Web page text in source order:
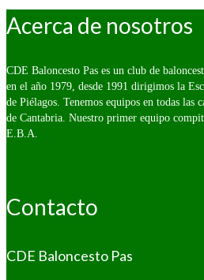
Acerca de nosotros
CDE Baloncesto Pas es un club de
en el año 1979, desde 1991 dirigimos la
de Piélagos. Tenemos equipos en todas las
de Cantabria. Nuestro primer equipo
E.B.A.
Contacto
CDE Baloncesto Pas